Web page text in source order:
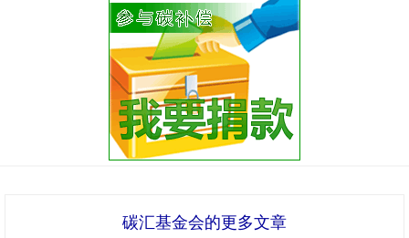
碳汇基金会的更多文章